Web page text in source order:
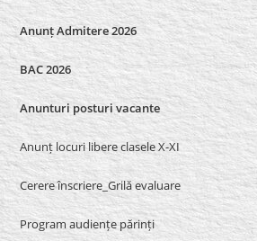
Anunț Admitere 2026
BAC 2026
Anunturi posturi vacante
Anunț locuri libere clasele X-XI
Cerere înscriere_Grilă evaluare
Program audiențe părinți